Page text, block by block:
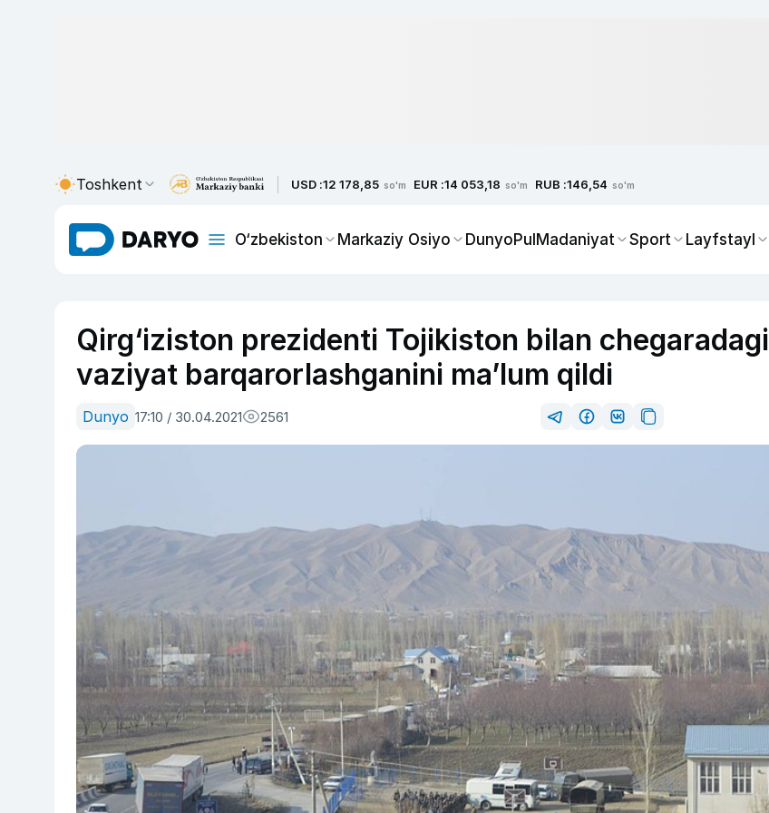
Toshkent USD :12 178,85 so'm EUR :14 053,18 so'm RUB :146,54 so'm
O‘zbekiston Markaziy Osiyo DunyoPulMadaniyat Sport Layfstayl
Qirg‘iziston prezidenti Tojikiston bilan chegaradagi
vaziyat barqarorlashganini ma’lum qildi
Dunyo 17:10 / 30.04.2021 2561